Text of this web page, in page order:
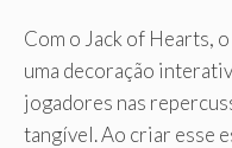
Com o Jack of Hearts,
uma decoração
jogadores nas
tangível. Ao criar esse